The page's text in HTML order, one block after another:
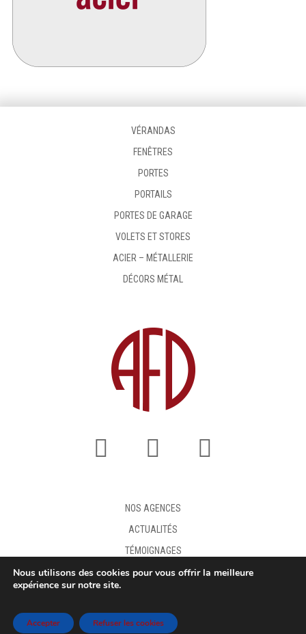
VÉRANDAS
FENÊTRES
PORTES
PORTAILS
PORTES DE GARAGE
VOLETS ET STORES
ACIER – MÉTALLERIE
DÉCORS MÉTAL
NOS AGENCES
ACTUALITÉS
TÉMOIGNAGES
FAQ
MENTIONS LÉGALES
Nous utilisons des cookies pour vous offrir la meilleure
expérience sur notre site.
Accepter Refuser les cookies